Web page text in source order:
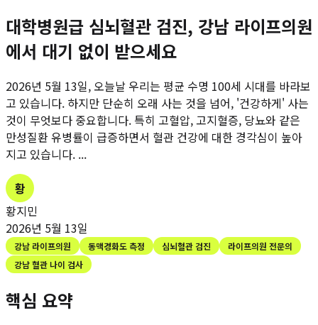
대학병원급 심뇌혈관 검진, 강남 라이프의원
에서 대기 없이 받으세요
2026년 5월 13일, 오늘날 우리는 평균 수명 100세 시대를 바라보
고 있습니다. 하지만 단순히 오래 사는 것을 넘어, '건강하게' 사는
것이 무엇보다 중요합니다. 특히 고혈압, 고지혈증, 당뇨와 같은
만성질환 유병률이 급증하면서 혈관 건강에 대한 경각심이 높아
지고 있습니다. ...
황
황지민
2026년 5월 13일
강남 라이프의원 동맥경화도 측정 심뇌혈관 검진
라이프의원 전문의
강남 혈관 나이 검사
핵심 요약